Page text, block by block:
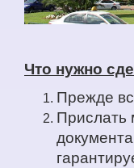
Что нужно
Прежде
Прислать